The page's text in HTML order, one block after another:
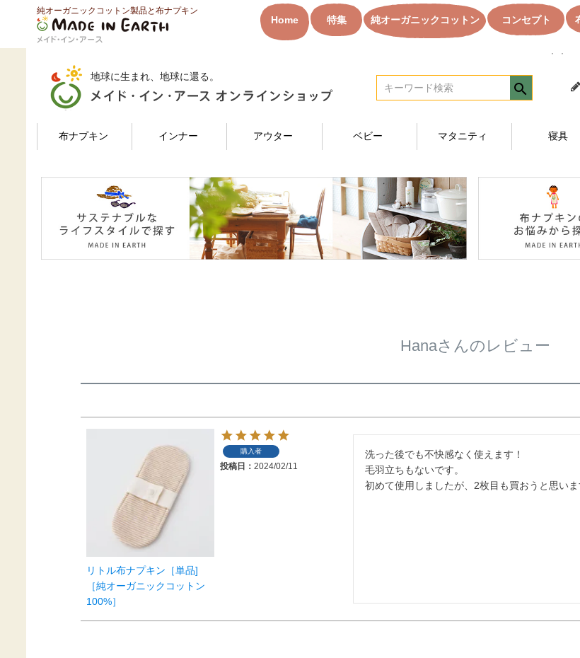
純オーガニックコットン製品と布ナプキン
Home 特集 純オーガニックコットン コンセプト
HOME Hanaさんのレビュー
地球に生まれ、地球に還る。
検索
布ナプキン インナー アウター ベビー マタニティ 寝具
Hanaさんのレビュー
リトル布ナプキン［単品]
［純オーガニックコットン
100%］
購入者
投稿日 2024/02/11
洗った後でも不快感なく使えます！
毛羽立ちもないです。
初めて使用しましたが、2枚目も買おうと思い